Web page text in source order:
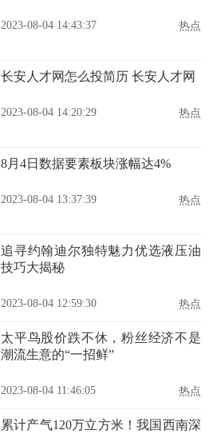
2023-08-04 14:43:37 热点
长安人才网怎么投简历 长安人才网
2023-08-04 14:20:29 热点
8月4日数据要素板块涨幅达4%
2023-08-04 13:37:39 热点
追寻约翰迪尔独特魅力优选液压油
技巧大揭秘
2023-08-04 12:59:30 热点
太平鸟股价跌不休，粉丝经济不是
潮流生意的“一招鲜”
2023-08-04 11:46:05 热点
累计产气120万立方米！我国西南深